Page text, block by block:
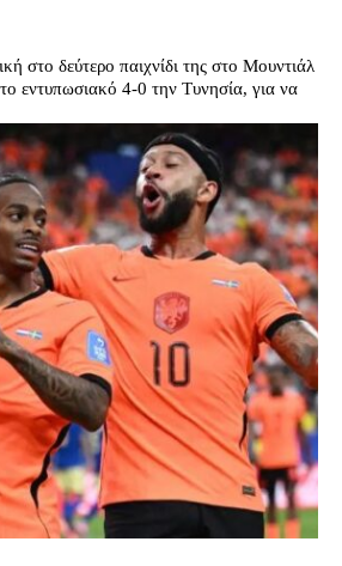
στο δεύτερο παιχνίδι της στο Μουντιάλ
εντυπωσιακό 4-0 την Τυνησία, για να